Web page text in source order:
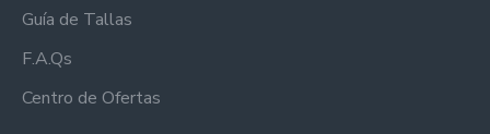
Guía de Tallas
F.A.Qs
Centro de Ofertas